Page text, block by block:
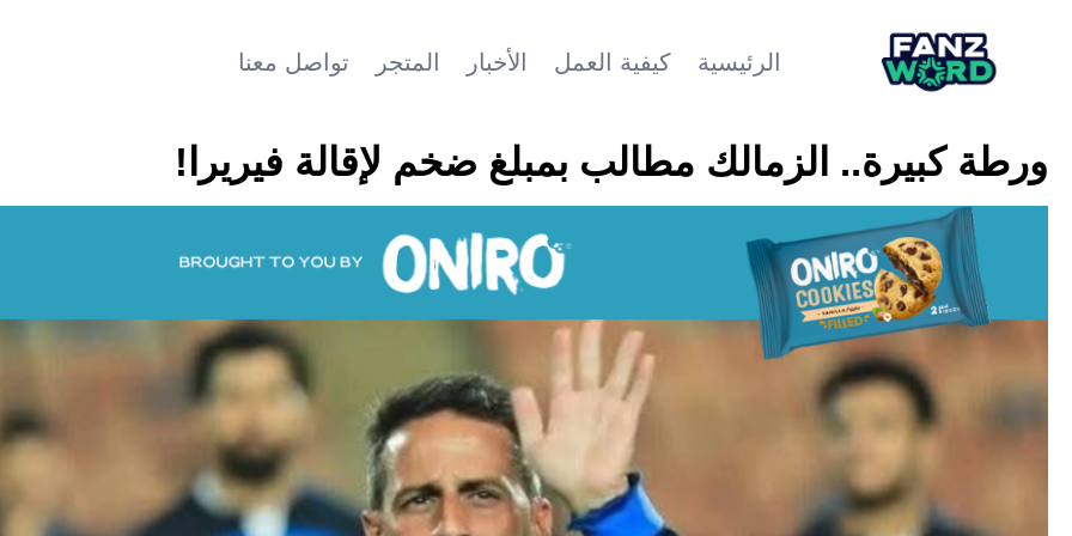
الرئيسية كيفية العمل الأخبار المتجر تواصل معنا
ورطة كبيرة.. الزمالك مطالب بمبلغ ضخم لإقالة فيريرا!